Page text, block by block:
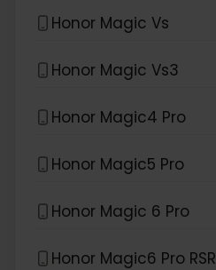
Honor Magic Vs
Honor Magic Vs3
Honor Magic4 Pro
Honor Magic5 Pro
Honor Magic 6 Pro
Honor Magic6 Pro RSR